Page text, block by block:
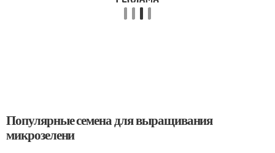
Популярные семена для выращивания
микрозелени